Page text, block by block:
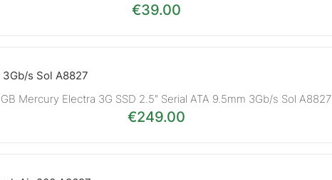
€39.00
Mercury Electra 3G SSD 2.5″ Serial ATA 9.5mm 3Gb/s Sol A8827
€249.00